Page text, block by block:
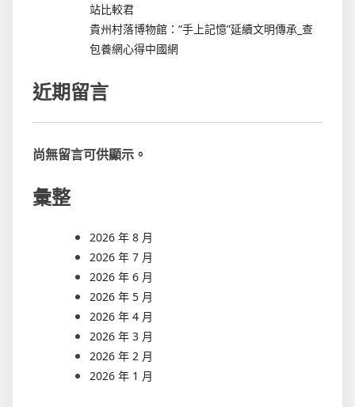
站比較君
貴州村落博物館：“手上記憶”延續文明傳承_查
包養網心得中國網
近期留言
尚無留言可供顯示。
彙整
2026 年 8 月
2026 年 7 月
2026 年 6 月
2026 年 5 月
2026 年 4 月
2026 年 3 月
2026 年 2 月
2026 年 1 月